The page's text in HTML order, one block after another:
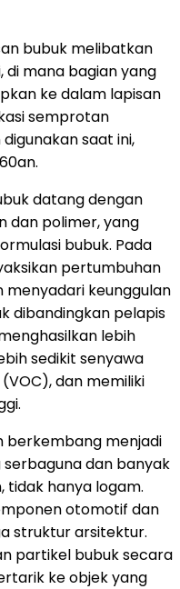
bubuk melibatkan
di mana bagian yang
ke dalam lapisan
semprotan
saat ini,
datang dengan
dan polimer, yang
bubuk. Pada
pertumbuhan
menyadari keunggulan
dibandingkan pelapis
lebih
sedikit senyawa
dan memiliki
berkembang menjadi
dan banyak
tidak hanya logam.
otomotif dan
struktur arsitektur.
partikel bubuk secara
ke objek yang